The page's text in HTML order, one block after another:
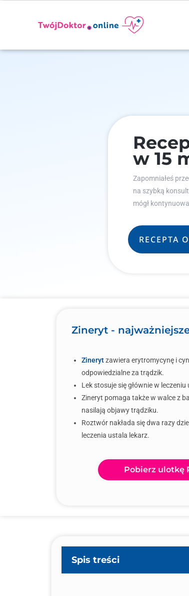
w 15
Zapomniałeś
na szybką
mógł
RECEPTA
Zineryt -
Zinerytzawiera erytromycynę i
odpowiedzialne za trądzik.
Lek stosuje się głównie w
Zineryt pomaga także w walce z
nasilają objawy trądziku.
Roztwór nakłada się dwa razy
leczenia ustala lekarz.
Pobierz ulotkę
Spis treści